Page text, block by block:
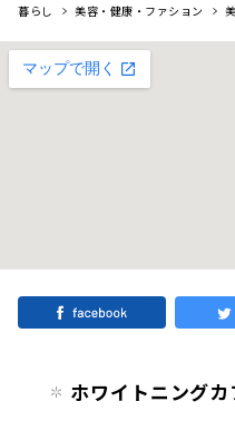
暮らし
美容・健康・ファション
ホワイトニング